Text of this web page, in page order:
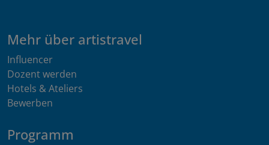
Mehr über artistravel
Influencer
Dozent werden
Hotels & Ateliers
Bewerben
Programm